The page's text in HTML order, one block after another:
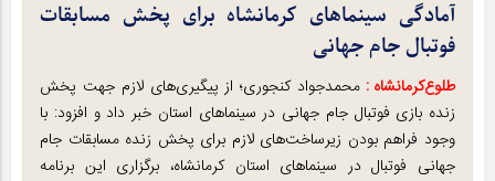
آمادگی سینماهای کرمانشاه برای پخش مسابقات
فوتبال جام جهانی
طلوع‌‌کرمانشاه : محمدجواد کنجوری؛ از پیگیری‌های لازم جهت پخش
زنده بازی فوتبال جام جهانی در سینماهای استان خبر داد و افزود: با
وجود فراهم بودن زیرساخت‌های لازم برای پخش زنده مسابقات جام
جهانی فوتبال در سینماهای استان کرمانشاه، برگزاری این برنامه